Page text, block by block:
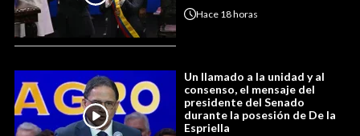
Hace 18 horas
Un llamado a la unidad y al
consenso, el mensaje del
presidente del Senado
durante la posesión de De la
Espriella